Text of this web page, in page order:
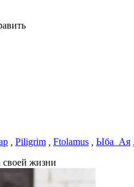
Piligrim Ftolamus Ыба_Ая
своей жизни